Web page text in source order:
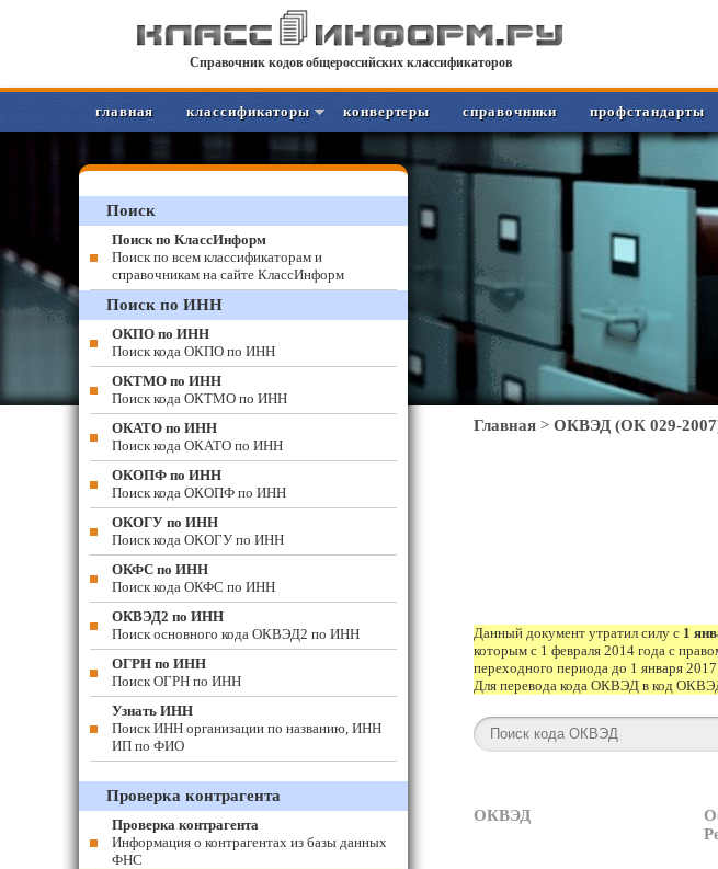
Справочник кодов общероссийских классификаторов
главная классификаторы конвертеры справочники профстандарты
Главная > ОКВЭД (ОК 029-
Данный документ утратил силу с 1
которым с 1 февраля 2014 года с
переходного периода до 1 января 2017
Для перевода кода ОКВЭД в код
ОКВЭД
Поиск
Поиск по КлассИнформ
Поиск по всем классификаторам и
справочникам на сайте КлассИнформ
Поиск по ИНН
ОКПО по ИНН
Поиск кода ОКПО по ИНН
ОКТМО по ИНН
Поиск кода ОКТМО по ИНН
ОКАТО по ИНН
Поиск кода ОКАТО по ИНН
ОКОПФ по ИНН
Поиск кода ОКОПФ по ИНН
ОКОГУ по ИНН
Поиск кода ОКОГУ по ИНН
ОКФС по ИНН
Поиск кода ОКФС по ИНН
ОКВЭД2 по ИНН
Поиск основного кода ОКВЭД2 по ИНН
ОГРН по ИНН
Поиск ОГРН по ИНН
Узнать ИНН
Поиск ИНН организации по названию, ИНН
ИП по ФИО
Проверка контрагента
Проверка контрагента
Информация о контрагентах из базы данных
ФНС